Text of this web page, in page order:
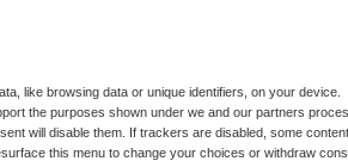
like browsing data or unique identifiers, on your device.
the purposes shown under we and our partners
will disable them. If trackers are disabled, some
this menu to change your choices or withdraw